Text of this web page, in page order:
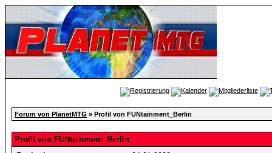
Forum von PlanetMTG » Profil von FUNtainment_Berlin
Profil von FUNtainment_Berlin